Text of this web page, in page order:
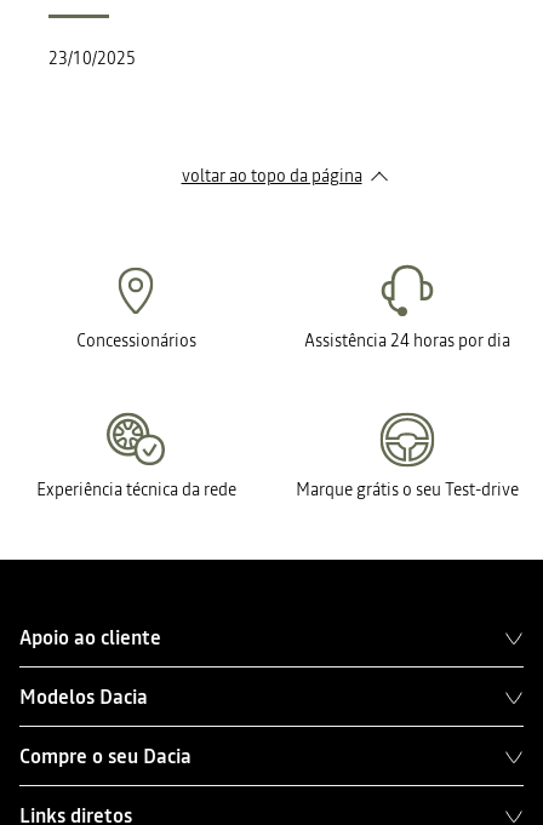
23/10/2025
voltar ao topo da página
Concessionários Assistência 24 horas por dia
Experiência técnica da rede Marque grátis o seu Test-drive
Apoio ao cliente
Modelos Dacia
Compre o seu Dacia
Links diretos